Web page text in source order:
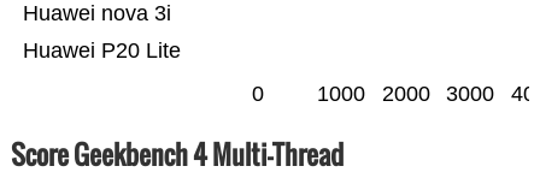
Huawei P20 Lite
Huawei nova 3i
0 1000 2000 3000
Score Geekbench 4 Multi-Thread